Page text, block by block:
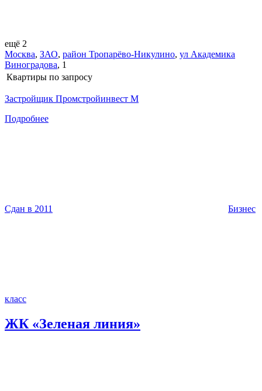
ещё 2
Москва, ЗАО, район Тропарёво-Никулино, ул Академика
Виноградова, 1
Квартиры по запросу
Застройщик Промстройинвест М
Подробнее
Сдан в 2011 Бизнес
класс
ЖК «Зеленая линия»